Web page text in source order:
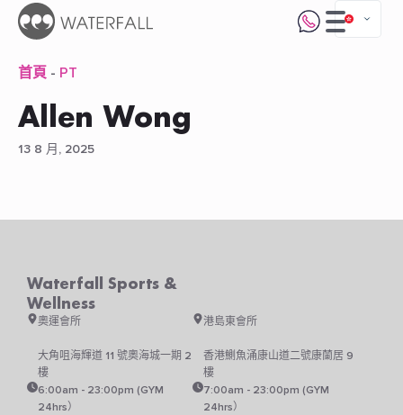
首頁 - PT
Allen Wong
13 8 月, 2025
Waterfall Sports &
Wellness
奧運會所
大角咀海輝道 11 號奧海城一期 2
樓
6:00am - 23:00pm (GYM
24hrs）
港島東會所
香港鰂魚涌康山道二號康蘭居 9
樓
7:00am - 23:00pm (GYM
24hrs）